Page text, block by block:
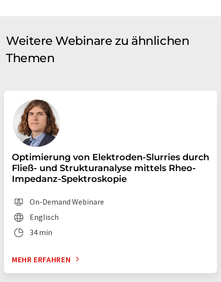
Weitere Webinare zu ähnlichen
Themen
Optimierung von Elektroden-Slurries durch
Fließ- und Strukturanalyse mittels Rheo-
Impedanz-Spektroskopie
On-Demand Webinare
Englisch
34 min
MEHR ERFAHREN